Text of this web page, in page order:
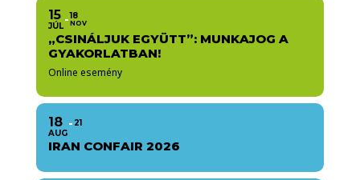
15
JÚL
18
NOV
„CSINÁLJUK EGYÜTT”: MUNKAJOG A
GYAKORLATBAN!
Online esemény
18
AUG
21
IRAN CONFAIR 2026